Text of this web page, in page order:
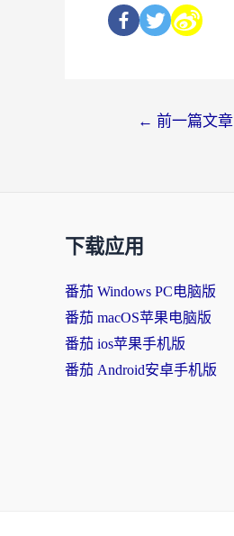
← 前一篇文章
下载应用
番茄 Windows PC电脑版
番茄 macOS苹果电脑版
番茄 ios苹果手机版
番茄 Android安卓手机版